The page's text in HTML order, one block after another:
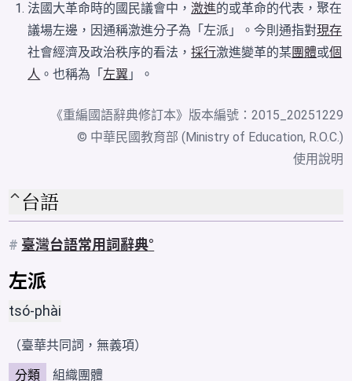
法國大革命時的國民議會中，激進的或革命的代表，聚在
議場左邊，因通稱激進分子為「左派」。今則通指對現存
社會經濟及政治秩序的看法，採行激進變革的某團體或個
人 。也稱為「左翼 」。
《重編國語辭典修訂本》版本編號：2015_20251229
© 中華民國教育部 (Ministry of Education, R.O.C.)
使用說明
台語
# 臺灣台語常用詞辭典
左派
tsó-phài
（臺華共同詞，無義項）
分類
組織團體